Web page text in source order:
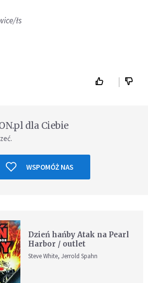
łs
dla Ciebie
WSPOMÓŻ NAS
Dzień hańby Atak na Pearl
Harbor / outlet
Steve White, Jerrold Spahn